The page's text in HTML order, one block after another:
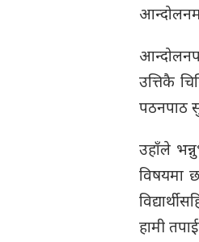
उत्तिकै
पठनपाठ
उहाँले
विषयमा
हामी